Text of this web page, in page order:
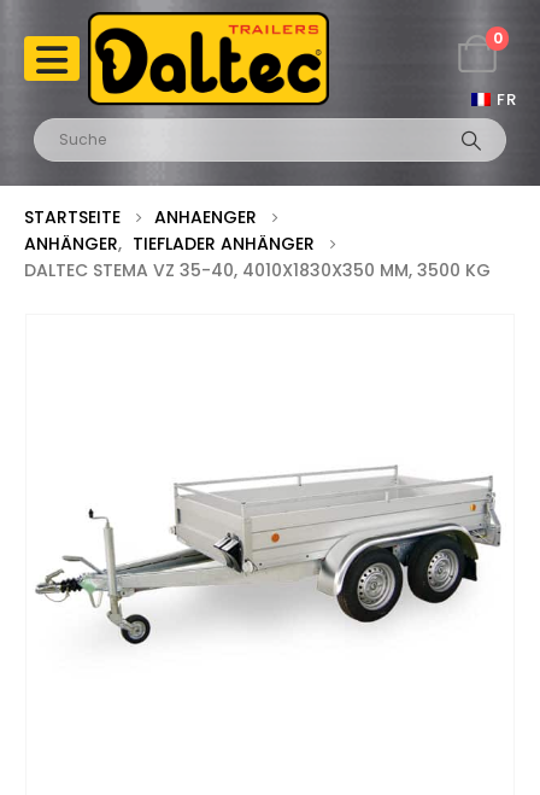
FR
0
STARTSEITE
ANHAENGER
ANHÄNGER, TIEFLADER ANHÄNGER
DALTEC STEMA VZ 35-40, 4010X1830X350 MM, 3500 KG